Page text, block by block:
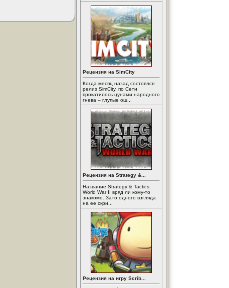
Рецензия на SimCity
Когда месяц назад состоялся
релиз SimCity, по Сети
прокатилось цунами народного
гнева – глупые ош...
Рецензия на Strategy &...
Название Strategy & Tactics:
World War II вряд ли кому-то
знакомо. Зато одного взгляда
на ее скри...
Рецензия на игру Scrib...